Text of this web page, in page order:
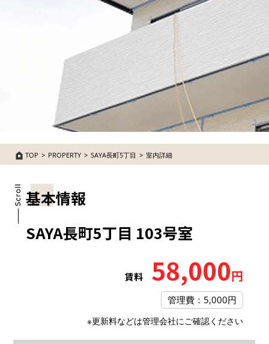
TOP PROPERTY SAYA長町5丁目 室内詳細
基本情報
SAYA長町5丁目 103号室
賃料 58,000円
管理費：5,000円
※更新料などは管理会社にご確認ください